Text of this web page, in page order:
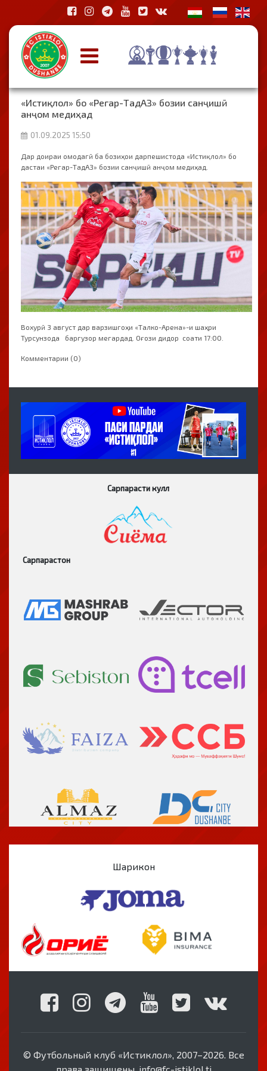
«Истиқлол» бо «Регар-ТадАЗ» бозии санҷишӣ
анҷом медиҳад
01.09.2025 15:50
Дар доираи омодагӣ ба бозиҳои дарпешистода «Истиқлол» бо
дастаи «Регар-ТадАЗ» бозии санҷишӣ анҷом медиҳад.
Вохурӣ 3 август дар варзишгоҳи «Талко-Арена»-и шаҳри
Турсунзода баргузор мегардад. Оғози дидор соати 17:00.
Комментарии (0)
Сарпарасти кулл
Сарпарастон
Шарикон
© Футбольный клуб «Истиклол», 2007–2026. Все